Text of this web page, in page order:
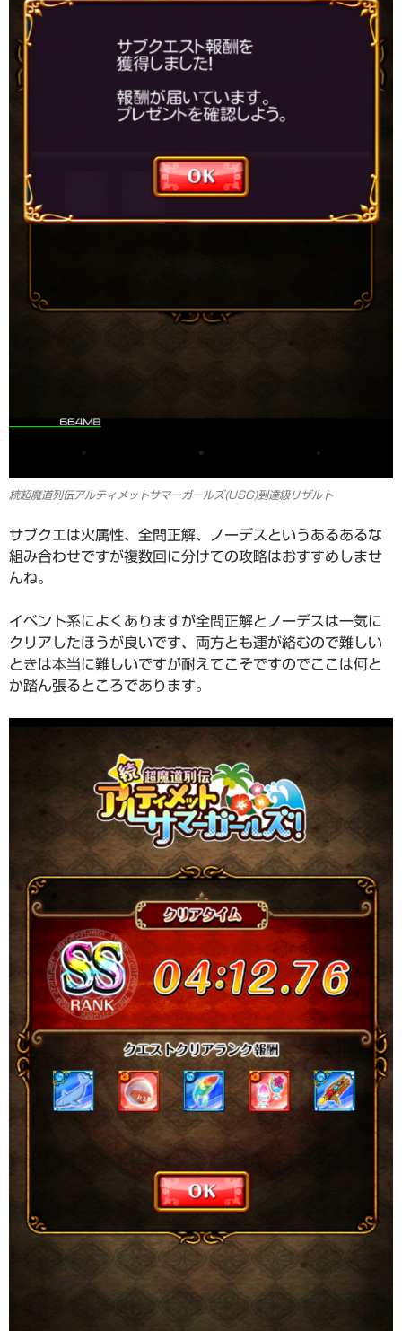
続超魔道列伝アルティメットサマーガールズ(USG)到達級リザルト
サブクエは火属性、全問正解、ノーデスというあるあるな
組み合わせですが複数回に分けての攻略はおすすめしませ
んね。
イベント系によくありますが全問正解とノーデスは一気に
クリアしたほうが良いです、両方とも運が絡むので難しい
ときは本当に難しいですが耐えてこそですのでここは何と
か踏ん張るところであります。